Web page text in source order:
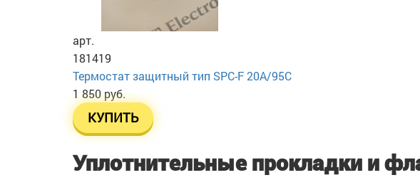
арт.
181419
Термостат защитный тип SPC-F 20A/95C
1 850 руб.
КУПИТЬ
Уплотнительные прокладки и